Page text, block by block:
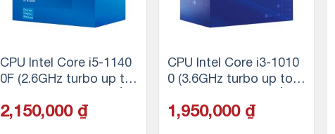
CPU Intel Core i5-1140
0F (2.6GHz turbo up to
g, 12MB Cache, 65W)
2,150,000 ₫
CPU Intel Core i3-1010
0 (3.6GHz turbo up to
6MB Cache, 65W) – So
1,950,000 ₫